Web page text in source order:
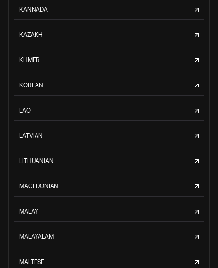
KANNADA
KAZAKH
KHMER
KOREAN
LAO
LATVIAN
LITHUANIAN
MACEDONIAN
MALAY
MALAYALAM
MALTESE